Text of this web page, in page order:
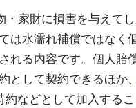
・家財に損害を与えて
は水濡れ補償ではなく
れる内容です。個人賠
として契約できるほか、
約などとして加入するこ